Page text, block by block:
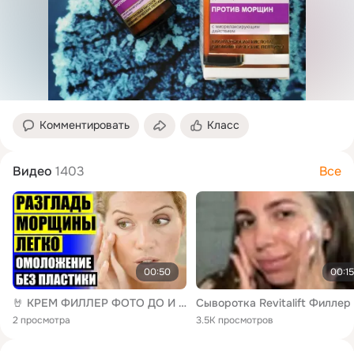
Комментировать Класс
Видео 1403 Все
00:50
🤘 КРЕМ ФИЛЛЕР ФОТО ДО И ПОСЛЕ 👍
2 просмотра
00:15
3.5K просмотров